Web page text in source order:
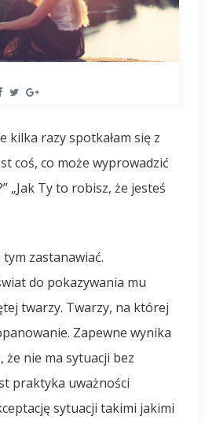
kilka razy spotkałam się z
coś, co może wyprowadzić
„Jak Ty to robisz, że jesteś
tym zastanawiać.
do pokazywania mu
twarzy. Twarzy, na której
Zapewne wynika
nie ma sytuacji bez
praktyka uważności
sytuacji takimi jakimi